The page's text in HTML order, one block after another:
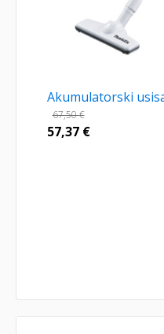
Akumulatorski
67,50€
57,37 €